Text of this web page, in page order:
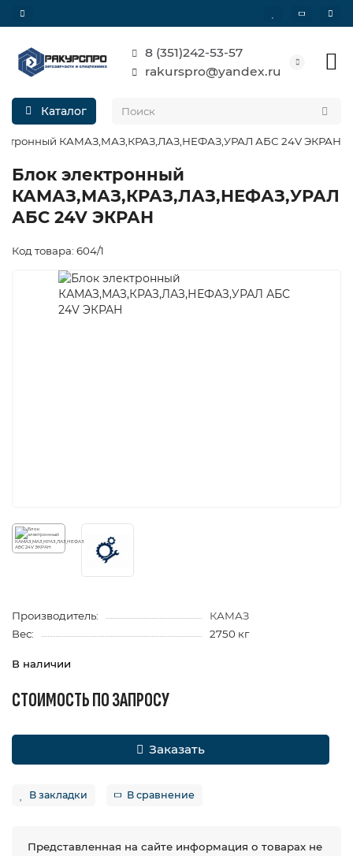
8 (351)242-53-57
rakurspro@yandex.ru
Каталог
КАМАЗ,МАЗ,КРАЗ,ЛАЗ,НЕФАЗ,УРАЛ АБС 24V ЭКРАН
Блок электронный
КАМАЗ,МАЗ,КРАЗ,ЛАЗ,НЕФАЗ,УРАЛ
АБС 24V ЭКРАН
Код товара: 604/1
Производитель:
КАМАЗ
Вес:
2750 кг
В наличии
СТОИМОСТЬ ПО ЗАПРОСУ
Заказать
В закладки В сравнение
Представленная на сайте информация о товарах не